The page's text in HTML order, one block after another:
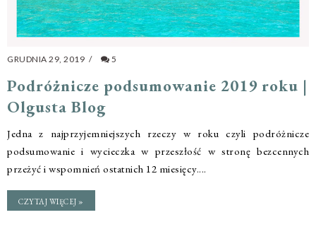
GRUDNIA 29, 2019 / 5
Podróżnicze podsumowanie 2019 roku |
Olgusta Blog
Jedna z najprzyjemniejszych rzeczy w roku czyli podróżnicze
podsumowanie i wycieczka w przeszłość w stronę bezcennych
przeżyć i wspomnień ostatnich 12 miesięcy....
CZYTAJ WIĘCEJ »